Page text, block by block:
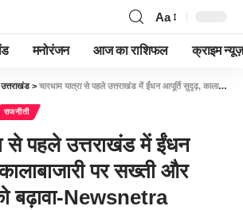
Aa
मनोरंजन आज का राशिफल क्राइम न्यूज़
उत्तराखंड> चारधाम यात्रा से पहले उत्तराखंड में ईंधन आपूर्ति सुदृढ़, कालाबाजारी पर सख्ती और ग्रीन एनर्जी को बढ़ावा-Newsnetra
राजनीती
से पहले उत्तराखंड में ईंधन
पर सख्ती और
बढ़ावा-Newsnetra